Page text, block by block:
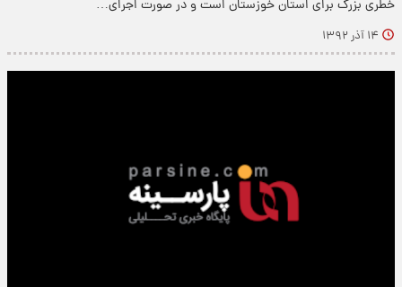
خطری بزرگ برای استان خوزستان است و در صورت اجرای…
۱۴ آذر ۱۳۹۲